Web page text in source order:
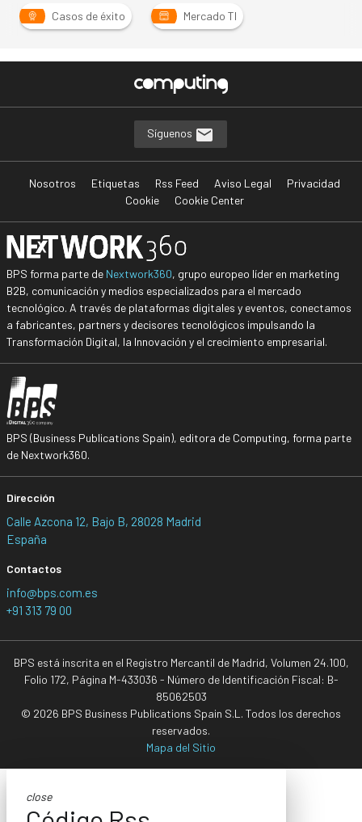
Casos de éxito Mercado TI
Síguenos
Nosotros Etiquetas Rss Feed Aviso Legal
Privacidad
Cookie
Cookie Center
BPS forma parte de Nextwork360, grupo europeo líder en marketing
B2B, comunicación y medios especializados para el mercado
tecnológico. A través de plataformas digitales y eventos, conectamos
a fabricantes, partners y decisores tecnológicos impulsando la
Transformación Digital, la Innovación y el crecimiento empresarial.
BPS (Business Publications Spain), editora de Computing, forma parte
de Nextwork360.
Dirección
Calle Azcona 12, Bajo B, 28028 Madrid
España
Contactos
info@bps.com.es
+91 313 79 00
BPS está inscrita en el Registro Mercantil de Madrid, Volumen 24.100,
Folio 172, Página M-433036 - Número de Identificación Fiscal: B-
85062503
© 2026 BPS Business Publications Spain S.L. Todos los derechos
reservados.
Mapa del Sitio
close